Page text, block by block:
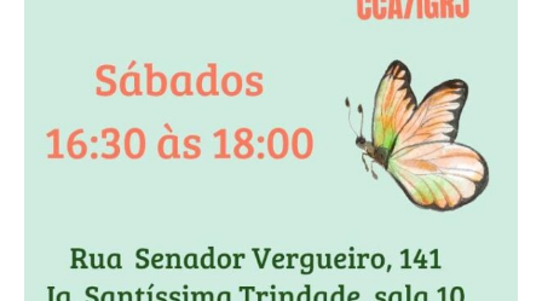
CONTATO
CONTRIBUIÇÕES